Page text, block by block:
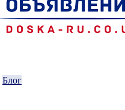
Блог